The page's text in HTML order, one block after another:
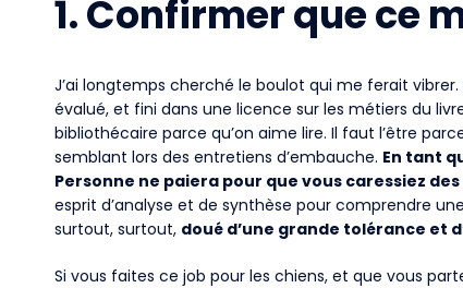
1. Confirmer que ce
J’ai longtemps cherché le boulot qui me ferait
évalué, et fini dans une licence sur les métiers du
bibliothécaire parce qu’on aime lire. Il faut l’être
semblant lors des entretiens d’embauche. En tant
Personne ne paiera pour que vous caressiez
esprit d’analyse et de synthèse pour comprendre
surtout, surtout, doué d’une grande tolérance et
Si vous faites ce job pour les chiens, et que vous